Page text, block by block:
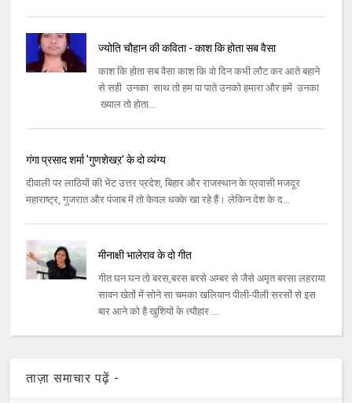
ज्योति चौहान की कविता - काश कि होता सब वैसा
काश कि होता सब वैसा काश कि वो दिन कभी लौट कर आते बहाने
से सही उनका साथ तो हम पा पाते उनको हमारा और हमें उनका
ख्याल तो होता...
गंगा प्रसाद शर्मा 'गुणशेखऱ' के दो व्यंग्य
दीवाली पर लाठियों की भेंट उत्तर प्रदेश, बिहार और राजस्थान के प्रवासी मजदूर
महाराष्ट्र, गुजरात और पंजाब में तो केवल धक्के खा रहे हैं। लेकिन देश के द...
मीनाक्षी भालेराव के दो गीत
गीत घन घन तो बरस,बरस बरसे अम्बर से जैसे अमृत बरसा लहराया
सावन खेतों में सोने सा चमका खलियान पीली-पीली सरसों से इस
बार आने को है खुशियों के त्यौहार ...
ताज़ा समाचार पढ़ें -